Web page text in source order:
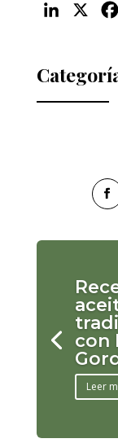
LinkedIn
con
Leer